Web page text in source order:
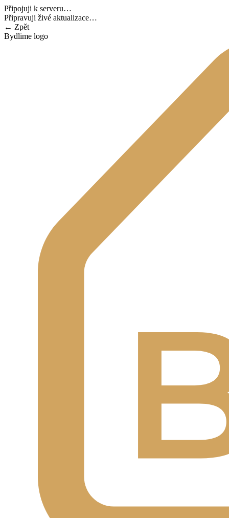
Připojuji k serveru…
Připravuji živé aktualizace…
← Zpět
Bydlime logo